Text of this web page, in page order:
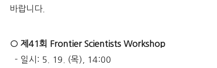
바랍니다.
○ 제41회 Frontier Scientists Workshop
- 일시: 5. 19. (목), 14:00